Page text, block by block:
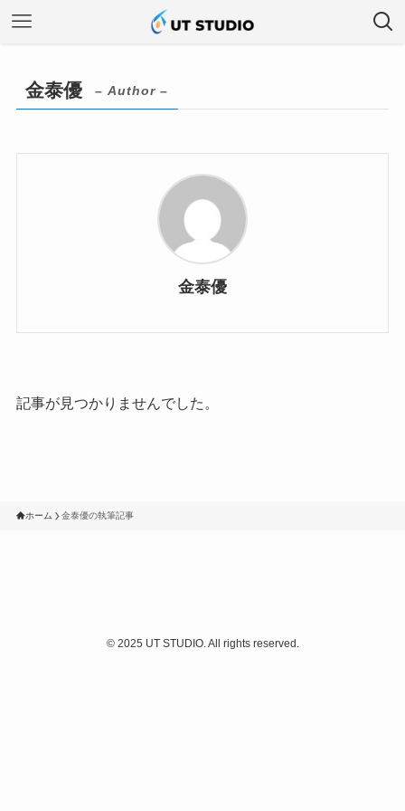
金泰優 – Author –
金泰優
記事が見つかりませんでした。
ホーム 金泰優の執筆記事
©2025 UT STUDIO. All rights reserved.